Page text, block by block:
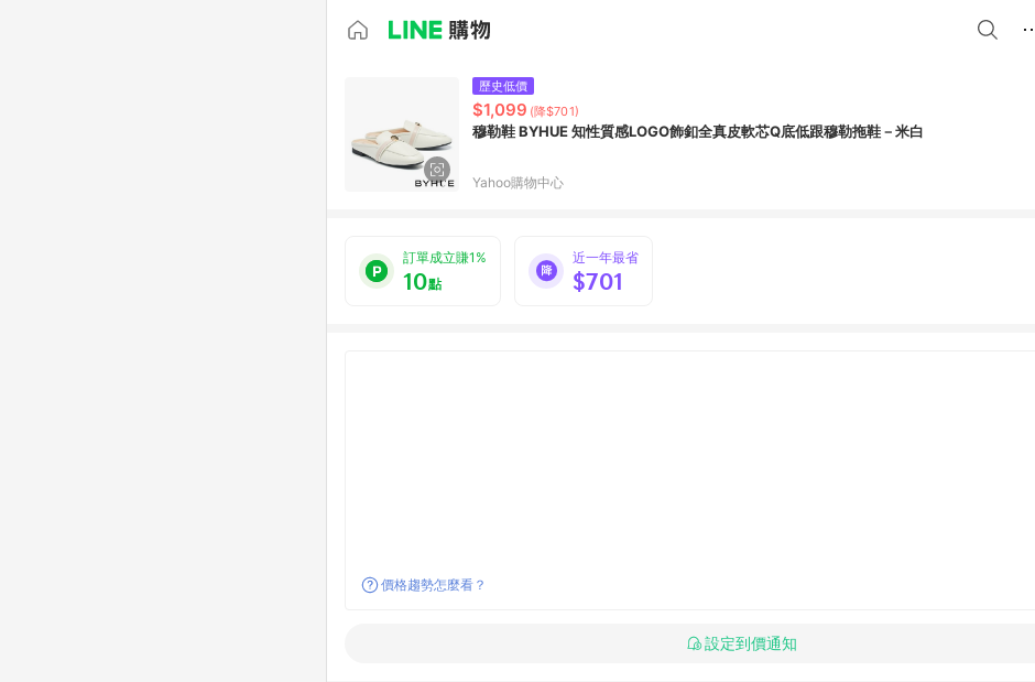
歷史低價
$1,099 (降$701)
穆勒鞋 BYHUE 知性質感LOGO飾釦全真皮軟芯Q底低跟穆勒拖鞋－米白
Yahoo購物中心
訂單成立賺1%
10點
近一年最省
$701
價格趨勢怎麼看？
設定到價通知